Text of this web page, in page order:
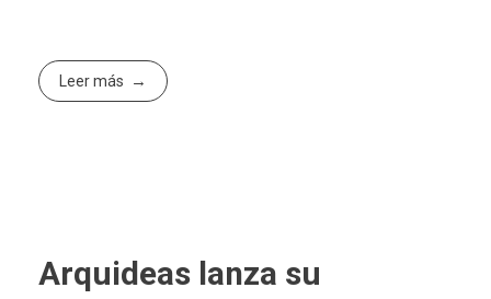
Leer más
Arquideas lanza su